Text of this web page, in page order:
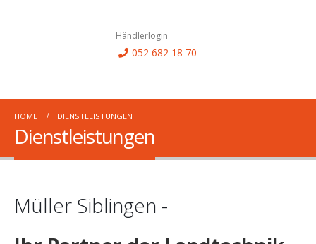
Händlerlogin
052 682 18 70
HOME DIENSTLEISTUNGEN
Dienstleistungen
Müller Siblingen -